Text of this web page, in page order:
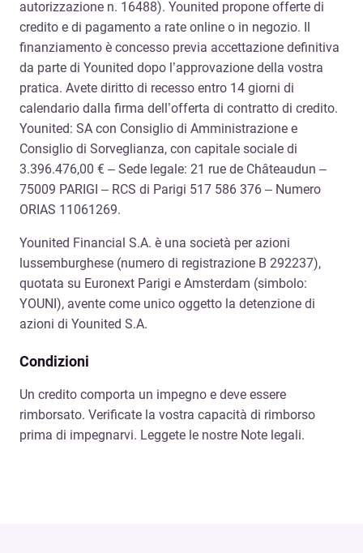
autorizzazione n. 16488). Younited propone offerte di
credito e di pagamento a rate online o in negozio. Il
finanziamento è concesso previa accettazione definitiva
da parte di Younited dopo l’approvazione della vostra
pratica. Avete diritto di recesso entro 14 giorni di
calendario dalla firma dell’offerta di contratto di credito.
Younited: SA con Consiglio di Amministrazione e
Consiglio di Sorveglianza, con capitale sociale di
3.396.476,00 € – Sede legale: 21 rue de Châteaudun –
75009 PARIGI – RCS di Parigi 517 586 376 – Numero
ORIAS 11061269.
Younited Financial S.A. è una società per azioni
lussemburghese (numero di registrazione B 292237),
quotata su Euronext Parigi e Amsterdam (simbolo:
YOUNI), avente come unico oggetto la detenzione di
azioni di Younited S.A.
Condizioni
Un credito comporta un impegno e deve essere
rimborsato. Verificate la vostra capacità di rimborso
prima di impegnarvi. Leggete le nostre Note legali.